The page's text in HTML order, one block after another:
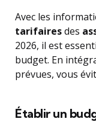
Avec les
tarifairesdes
2026, il est
budget. En
prévues, vous
Établir un